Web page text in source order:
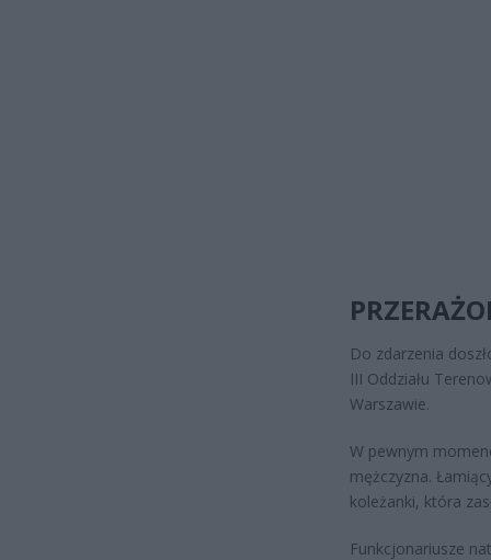
Do zdarzenia
III Oddziału
Warszawie.
W pewnym
mężczyzna.
koleżanki, która
Funkcjonariusze